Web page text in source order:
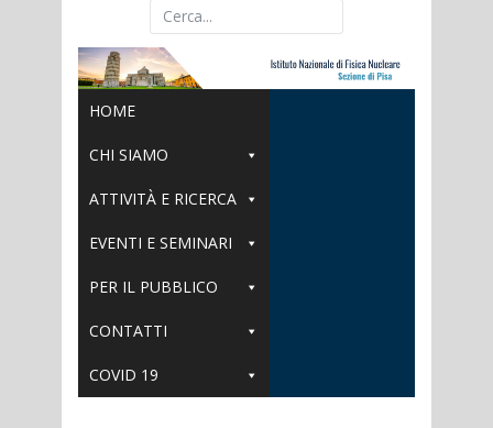
HOME
CHI SIAMO
ATTIVITÀ E RICERCA
EVENTI E SEMINARI
PER IL PUBBLICO
CONTATTI
COVID 19